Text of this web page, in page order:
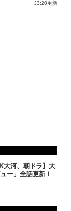
23:20更新
大河、朝ドラ】大
ー」全話更新！